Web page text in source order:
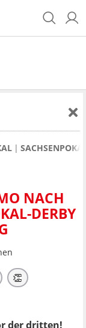
NACH
DERBY
👏
der dritten!